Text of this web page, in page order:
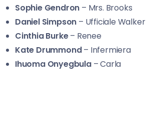
Sophie Gendron – Mrs. Brooks
Daniel Simpson – Ufficiale Walker
Cinthia Burke– Renee
Kate Drummond– Infermiera
Ihuoma Onyegbula– Carla